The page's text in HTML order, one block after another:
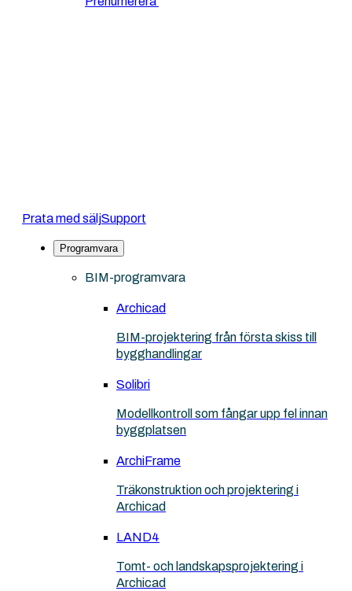
Prata med säljSupport
Programvara
BIM-programvara
Archicad
BIM-projektering från första skiss till
bygghandlingar
Solibri
Modellkontroll som fångar upp fel innan
byggplatsen
ArchiFrame
Träkonstruktion och projektering i
Archicad
LAND4
Tomt- och landskapsprojektering i
Archicad